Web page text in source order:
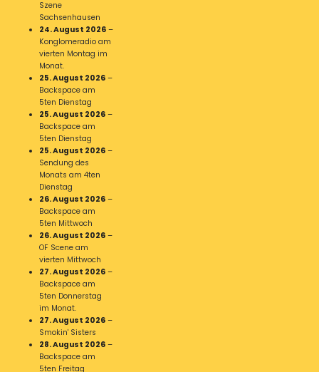
Szene
Sachsenhausen
24. August 2026 –
Konglomeradio am
vierten Montag im
Monat.
25. August 2026 –
Backspace am
5ten Dienstag
25. August 2026 –
Backspace am
5ten Dienstag
25. August 2026 –
Sendung des
Monats am 4ten
Dienstag
26. August 2026 –
Backspace am
5ten Mittwoch
26. August 2026 –
OF Scene am
vierten Mittwoch
27. August 2026 –
Backspace am
5ten Donnerstag
im Monat.
27. August 2026 –
Smokin' Sisters
28. August 2026 –
Backspace am
5ten Freitag